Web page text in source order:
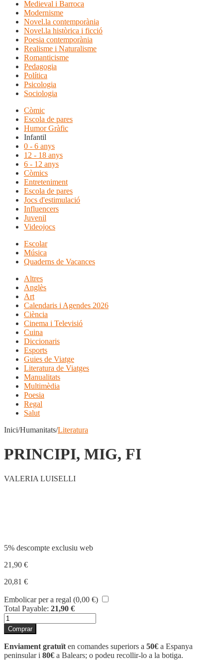
Medieval i Barroca
Modernisme
Novel.la contemporània
Novel.la històrica i ficció
Poesia contemporània
Realisme i Naturalisme
Romanticisme
Pedagogia
Política
Psicologia
Sociologia
Còmic
Escola de pares
Humor Gràfic
Infantil
0 - 6 anys
12 - 18 anys
6 - 12 anys
Còmics
Entreteniment
Escola de pares
Jocs d'estimulació
Influencers
Juvenil
Videojocs
Escolar
Música
Quaderns de Vacances
Altres
Anglès
Art
Calendaris i Agendes 2026
Ciència
Cinema i Televisió
Cuina
Diccionaris
Esports
Guies de Viatge
Literatura de Viatges
Manualitats
Multimèdia
Poesia
Regal
Salut
Inici/Humanitats/Literatura
PRINCIPI, MIG, FI
VALERIA LUISELLI
5% descompte exclusiu web
21,90 €
20,81 €
Embolicar per a regal (0,00 €)
Total Payable: 21,90 €
quantitat
de
PRINCIPI,
MIG,
FI
Comprar
Enviament gratuït en comandes superiors a 50€ a Espanya
peninsular i 80€ a Balears; o podeu recollir-lo a la botiga.